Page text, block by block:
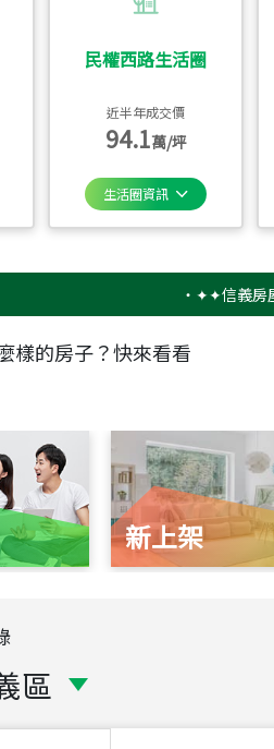
民權西路生活圈
近半年成交價
94.1萬/坪
生活圈資訊
✦✦信義房屋
樣的房子？快來看看
新上架
區